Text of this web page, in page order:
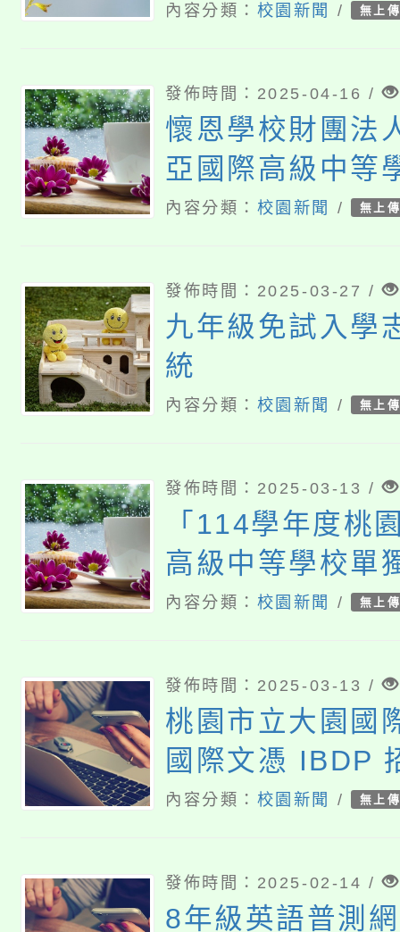
「2025桃園孔
內容分類： 校園新聞 / 無上
發佈時間：2025-04-16 /
懷恩學校財團法
亞國際高級中等
際學校改名為「
內容分類： 校園新聞 / 無上
發佈時間：2025-03-27 /
九年級免試入學
統
內容分類： 校園新聞 / 無上
發佈時間：2025-03-13 /
「114學年度桃
高級中等學校單
關資訊
內容分類： 校園新聞 / 無上
發佈時間：2025-03-13 /
桃園市立大園國
國際文憑 IBDP
內容分類： 校園新聞 / 無上
發佈時間：2025-02-14 /
8年級英語普測